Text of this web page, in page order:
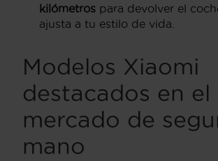
kilómetros para devolver el
ajusta a tu estilo de vida.
Modelos Xiaomi
destacados en el
mercado de
mano